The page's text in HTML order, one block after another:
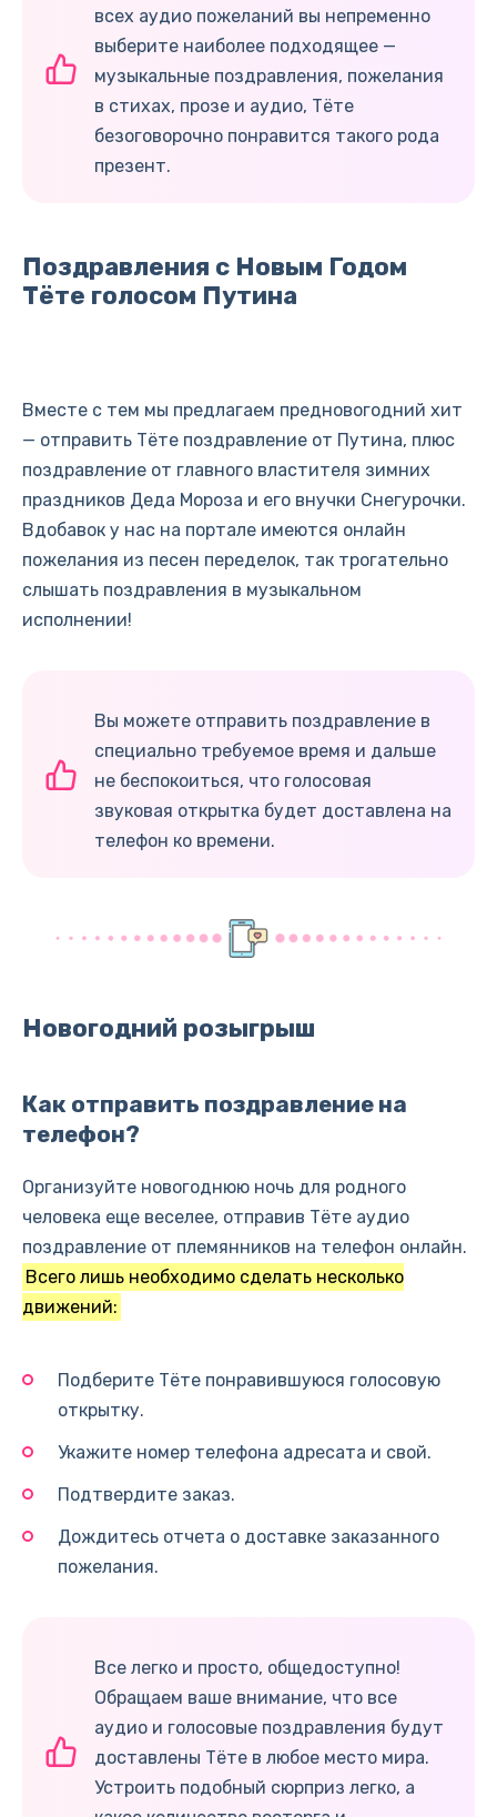
всех аудио пожеланий вы непременно
выберите наиболее подходящее —
музыкальные поздравления, пожелания
в стихах, прозе и аудио, Тёте
безоговорочно понравится такого рода
презент.
Поздравления с Новым Годом
Тёте голосом Путина
Вместе с тем мы предлагаем предновогодний хит
— отправить Тёте поздравление от Путина, плюс
поздравление от главного властителя зимних
праздников Деда Мороза и его внучки Снегурочки.
Вдобавок у нас на портале имеются онлайн
пожелания из песен переделок, так трогательно
слышать поздравления в музыкальном
исполнении!
Вы можете отправить поздравление в
специально требуемое время и дальше
не беспокоиться, что голосовая
звуковая открытка будет доставлена на
телефон ко времени.
Новогодний розыгрыш
Как отправить поздравление на
телефон?
Организуйте новогоднюю ночь для родного
человека еще веселее, отправив Тёте аудио
поздравление от племянников на телефон онлайн.
Всего лишь необходимо сделать несколько
движений:
Подберите Тёте понравившуюся голосовую
открытку.
Укажите номер телефона адресата и свой.
Подтвердите заказ.
Дождитесь отчета о доставке заказанного
пожелания.
Все легко и просто, общедоступно!
Обращаем ваше внимание, что все
аудио и голосовые поздравления будут
доставлены Тёте в любое место мира.
Устроить подобный сюрприз легко, а